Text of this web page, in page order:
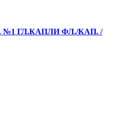
№1 ГЛ.КАПЛИ ФЛ./КАП. /